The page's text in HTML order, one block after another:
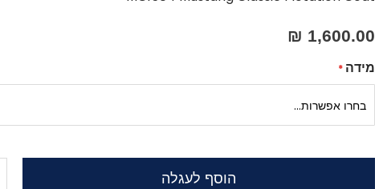
1,600.00 ₪
מידה
הוסף לעגלה